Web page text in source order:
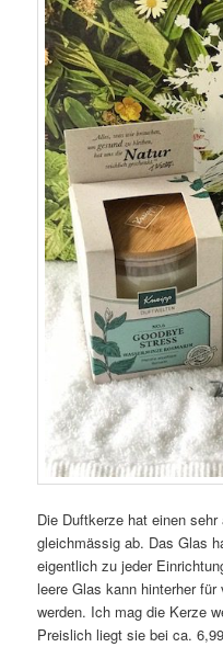
Die Duftkerze hat einen
gleichmässig ab. Das Glas
eigentlich zu jeder
leere Glas kann hinterher
werden. Ich mag die Kerze
Preislich liegt sie bei ca.